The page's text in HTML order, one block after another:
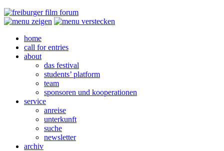
home
call for entries
about
das festival
students’ platform
team
sponsoren und kooperationen
service
anreise
unterkunft
suche
newsletter
archiv